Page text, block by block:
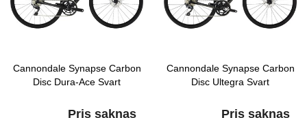
Cannondale Synapse Carbon
Disc Dura-Ace Svart
Pris saknas
Cannondale Synapse Carbon
Disc Ultegra Svart
Pris saknas